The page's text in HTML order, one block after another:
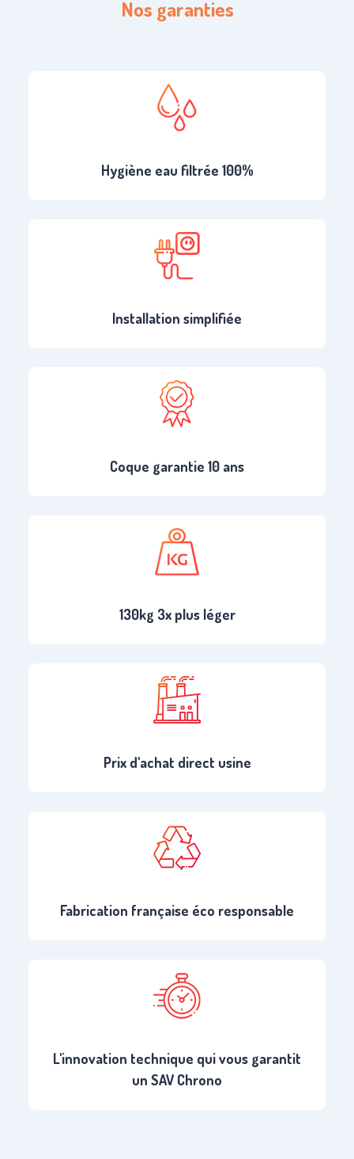
Nos garanties
Hygiène eau filtrée 100%
Installation simplifiée
Coque garantie 10 ans
130kg 3x plus léger
Prix d'achat direct usine
Fabrication française éco responsable
L'innovation technique qui vous garantit
un SAV Chrono